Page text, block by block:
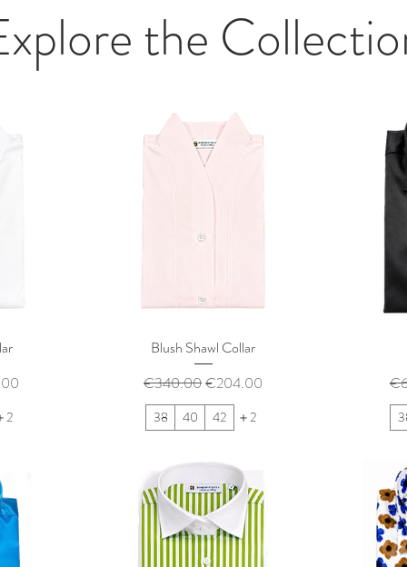
the
格
2
Blush Shawl Collar
通常価格
€340.00セール価格
€204.00
38 40 42 ＋2